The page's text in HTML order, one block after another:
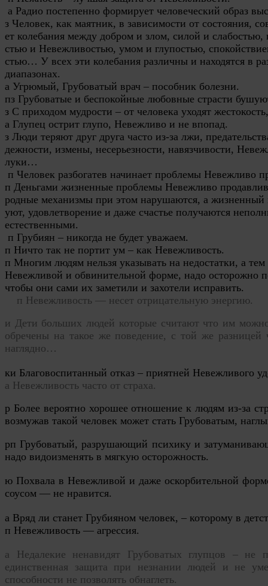
а Радио постепенно формирует человеческий образ
з Человек, как маятник, в зависимости от состояния,
ет колебания между добром и злом, силой и
стью и Невежливостью, умом и глупостью,
стью… У всех эти колебания различны и находятся в
диапазонах.
а Угрюмый, Грубоватый врач – пособник болезни.
пз Грубоватые и беспокойные любовные страсти
з С приходом мудрости – от человека уходят
а Глупец острит глупо, Невежливо и не впопад.
з Люди теряют друг друга часто из-за лжи,
дежности, измены, несерьезности, навязчивости,
луки…
п Человек разбогатев начинает проблемы Невежливо
п Деньгами жизненные проблемы Невежливо
родные механизмы при этом нарушаются, а жизненный
уют, удовлетворение и даже счастье получаются
естественными.
п Грубиян – никогда не будет уважаем.
п Ничто так не портит ум – как Невежливость.
п Многим людям нельзя указывать на недостатки, а тем
Невежливой и обвинительной форме, надо осторожно
чтобы они сами их заметили и захотели исправить.
п Невежливость — несет отрицательную энергию.
и Дети больших людей которые считают что им
обречены на такое же поведение, с той же
наглядно…
а Невежливость часто от страха.
р Более вероятно хорошее отношение к людям из-за
возмужав такой человек может стать Грубоватым,
рп Грубоватый, разрушающий психику и
надо видоизменять в мягкую осторожность.
ю Похвала в Невежливой и даже оскорбительной
соусом — не нравится.
а Вряд ли станет Грубияном человек, – которому в
п Невежливость — агрессия.
а Недалекие ненавидят Грубоватых глупцов –
единственная защита при незнании людей и не
способности не позволять обнаглеть.